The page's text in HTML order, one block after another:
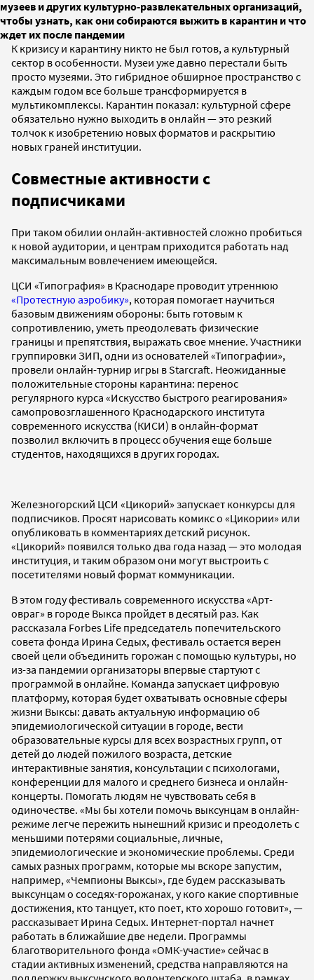
музеев и других культурно-развлекательных организаций,
чтобы узнать, как они собираются выжить в карантин и что
ждет их после пандемии
К кризису и карантину никто не был готов, а культурный
сектор в особенности. Музеи уже давно перестали быть
просто музеями. Это гибридное обширное пространство с
каждым годом все больше трансформируется в
мультикомплексы. Карантин показал: культурной сфере
обязательно нужно выходить в онлайн — это резкий
толчок к изобретению новых форматов и раскрытию
новых граней институции.
Совместные активности с
подписчиками
При таком обилии онлайн-активностей сложно пробиться
к новой аудитории, и центрам приходится работать над
максимальным вовлечением имеющейся.
ЦСИ «Типография» в Краснодаре проводит утреннюю
«Протестную аэробику», которая помогает научиться
базовым движениям обороны: быть готовым к
сопротивлению, уметь преодолевать физические
границы и препятствия, выражать свое мнение. Участники
группировки ЗИП, одни из основателей «Типографии»,
провели онлайн-турнир игры в Starcraft. Неожиданные
положительные стороны карантина: перенос
регулярного курса «Искусство быстрого реагирования»
самопровозглашенного Краснодарского института
современного искусства (КИСИ) в онлайн-формат
позволил включить в процесс обучения еще больше
студентов, находящихся в других городах.
Железногорский ЦСИ «Цикорий» запускает конкурсы для
подписчиков. Просят нарисовать комикс о «Цикории» или
опубликовать в комментариях детский рисунок.
«Цикорий» появился только два года назад — это молодая
институция, и таким образом они могут выстроить с
посетителями новый формат коммуникации.
В этом году фестиваль современного искусства «Арт-
овраг» в городе Выкса пройдет в десятый раз. Как
рассказала Forbes Life председатель попечительского
совета фонда Ирина Седых, фестиваль остается верен
своей цели объединить горожан с помощью культуры, но
из-за пандемии организаторы впервые стартуют с
программой в онлайне. Команда запускает цифровую
платформу, которая будет охватывать основные сферы
жизни Выксы: давать актуальную информацию об
эпидемиологической ситуации в городе, вести
образовательные курсы для всех возрастных групп, от
детей до людей пожилого возраста, детские
интерактивные занятия, консультации с психологами,
конференции для малого и среднего бизнеса и онлайн-
концерты. Помогать людям не чувствовать себя в
одиночестве. «Мы бы хотели помочь выксунцам в онлайн-
режиме легче пережить нынешний кризис и преодолеть с
меньшими потерями социальные, личные,
эпидемиологические и экономические проблемы. Среди
самых разных программ, которые мы вскоре запустим,
например, «Чемпионы Выксы», где будем рассказывать
выксунцам о соседях-горожанах, у кого какие спортивные
достижения, кто танцует, кто поет, кто хорошо готовит», —
рассказывает Ирина Седых. Интернет-портал начнет
работать в ближайшие две недели. Программы
благотворительного фонда «ОМК-участие» сейчас в
стадии активных изменений, средства направляются на